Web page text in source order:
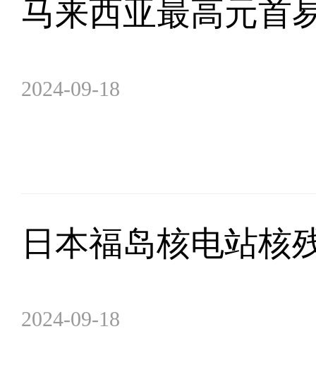
马来西亚最高元首
2024-09-18
日本福岛核电站核
2024-09-18